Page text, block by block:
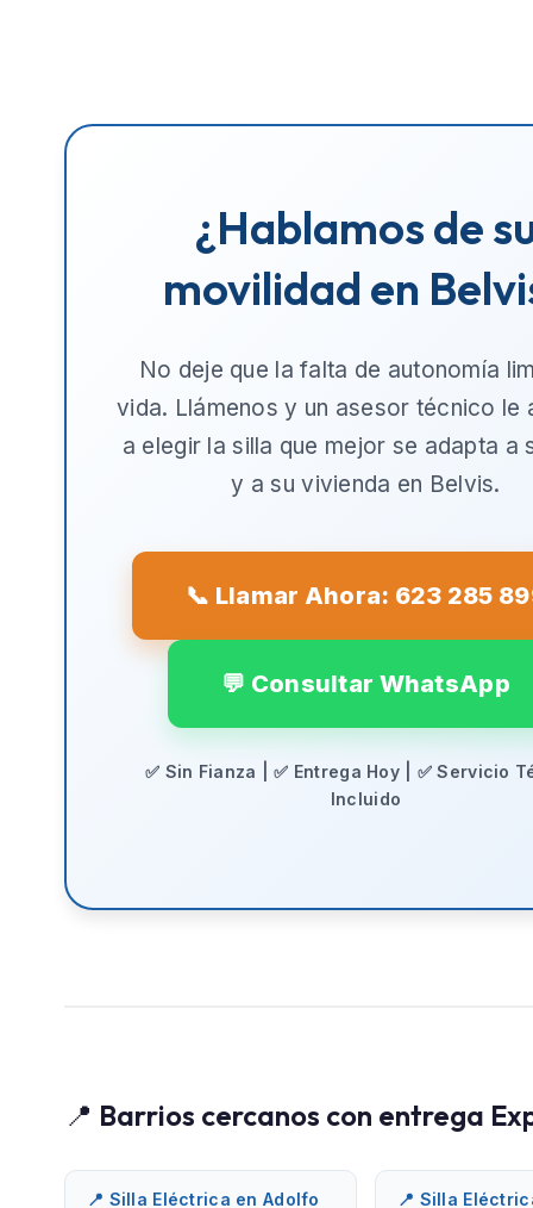
¿Hablamos de
movilidad en
No deje que la falta de autonomía
vida. Llámenos y un asesor técnico le
a elegir la silla que mejor se adapta a
y a su vivienda en Belvis.
📞 Llamar Ahora: 623 285
💬 Consultar WhatsApp
✅ Sin Fianza | ✅ Entrega Hoy | ✅ Servicio
Incluido
📍 Barrios cercanos con entrega
📍 Silla Eléctrica en Adolfo
📍 Silla